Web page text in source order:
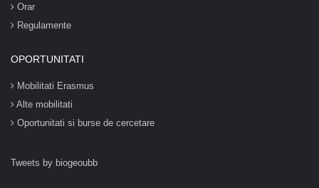
Orar
Regulamente
OPORTUNITATI
Mobilitati Erasmus
Alte mobilitati
Oportunitati si burse de cercetare
Tweets by biogeoubb